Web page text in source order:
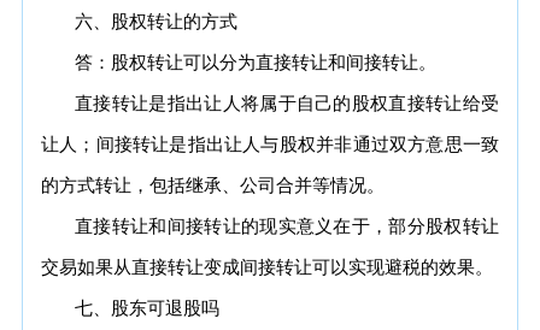
六、股权转让的方式
答：股权转让可以分为直接转让和间接转让。
直接转让是指出让人将属于自己的股权直接转让给受
让人；间接转让是指出让人与股权并非通过双方意思一致
的方式转让，包括继承、公司合并等情况。
直接转让和间接转让的现实意义在于，部分股权转让
交易如果从直接转让变成间接转让可以实现避税的效果。
七、股东可退股吗